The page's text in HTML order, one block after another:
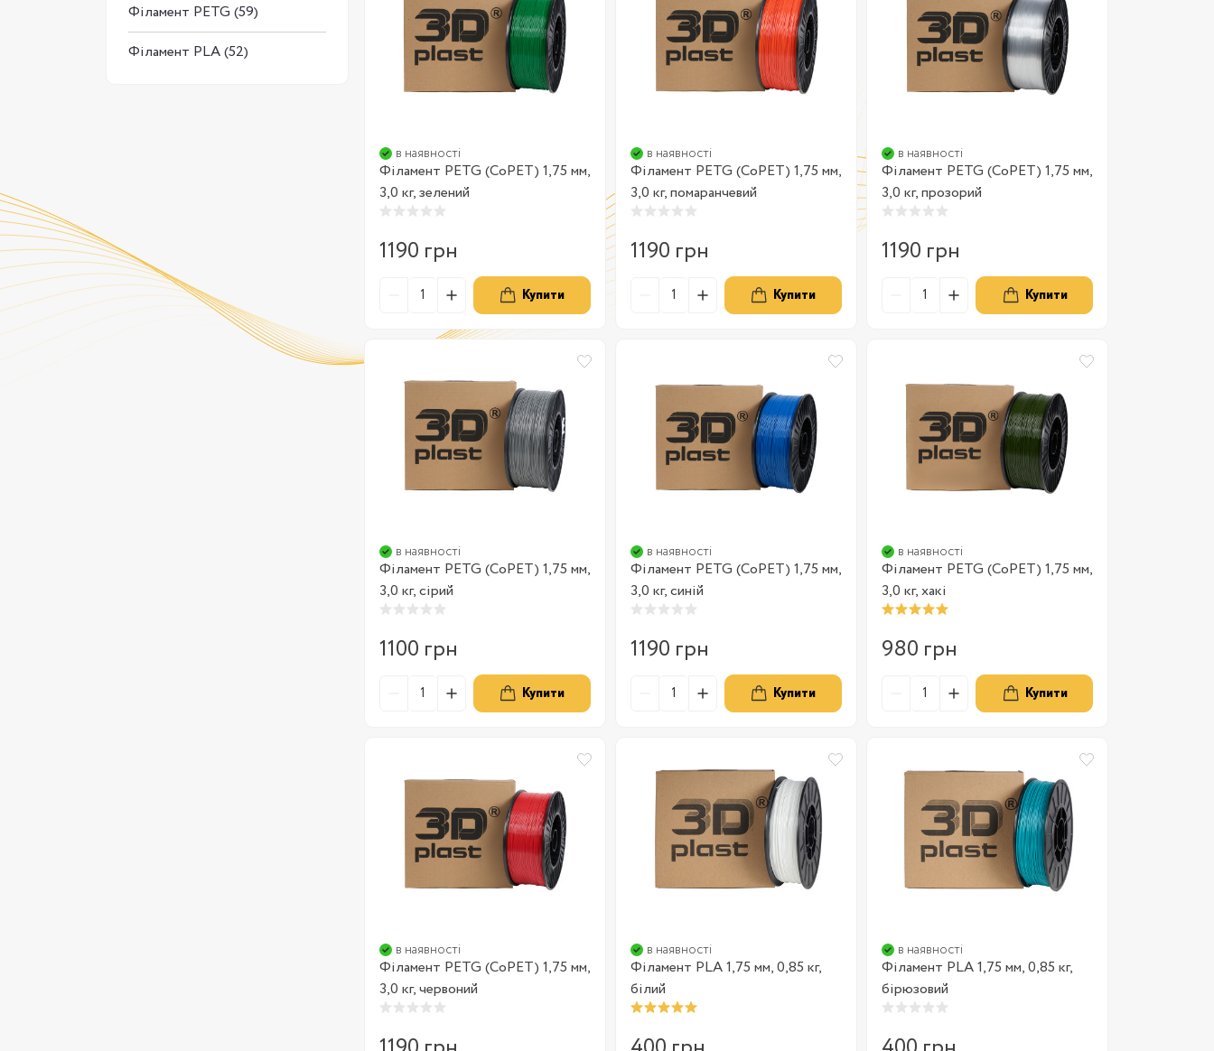
Філамент PETG (59)
Філамент PLA (52)
в наявності
Філамент PETG (CoPET) 1,75 мм,
3,0 кг, зелений
1190 грн
Купити
в наявності
Філамент PETG (CoPET) 1,75 мм,
3,0 кг, помаранчевий
1190 грн
Купити
в наявності
Філамент PETG (CoPET) 1,75 мм,
3,0 кг, прозорий
1190 грн
Купити
в наявності
Філамент PETG (CoPET) 1,75 мм,
3,0 кг, сірий
1100 грн
Купити
в наявності
Філамент PETG (CoPET) 1,75 мм,
3,0 кг, синій
1190 грн
Купити
в наявності
Філамент PETG (CoPET) 1,75 мм,
3,0 кг, хакі
980 грн
Купити
в наявності
Філамент PETG (CoPET) 1,75 мм,
3,0 кг, червоний
в наявності
Філамент PLA 1,75 мм, 0,85 кг,
білий
в наявності
Філамент PLA 1,75 мм, 0,85 кг,
бірюзовий